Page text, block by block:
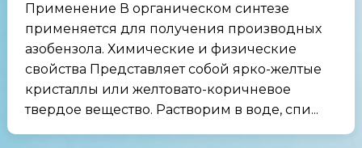
Применение В органическом синтезе
применяется для получения производных
азобензола. Химические и физические
свойства Представляет собой ярко-желтые
кристаллы или желтовато-коричневое
твердое вещество. Растворим в воде, спи...